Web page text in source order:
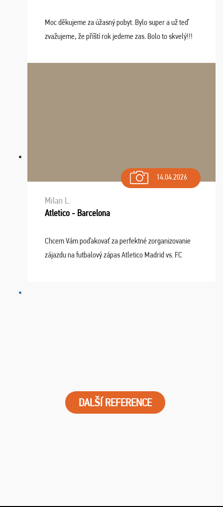
Moc děkujeme za úžasný pobyt. Bylo super a už teď
zvažujeme, že příští rok jedeme zas. Bolo to skvelý!!!
14.04.2026
Milan L.
Atletico - Barcelona
Chcem Vám poďakovať za perfektné zorganizovanie
zájazdu na futbalový zápas Atletico Madrid vs. FC
DALŠÍ REFERENCE